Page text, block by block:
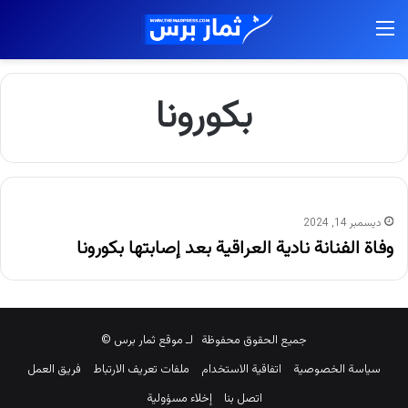
بكورونا
ديسمبر 14, 2024
وفاة الفنانة نادية العراقية بعد إصابتها بكورونا
جميع الحقوق محفوظة لـ موقع ثمار برس ©
سياسة الخصوصية
اتفاقية الاستخدام ملفات تعريف الارتباط
فريق العمل
اتصل بنا
إخلاء مسؤولية